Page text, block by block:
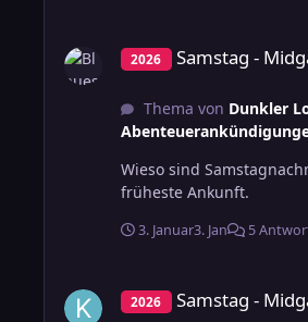
2026 Samstag -
Thema von Dunkler
Wieso sind Samstagnachmittag die Straßen voll. :(
früheste Ankunft.
3. Januar3. Jan 5
2026 Samstag -